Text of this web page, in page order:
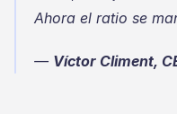
Ahora el ratio se
— Víctor Climent,